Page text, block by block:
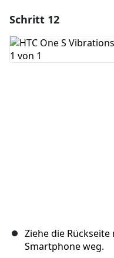
Kommentar
Schritt 12
Ziehe die
Smartphone weg.